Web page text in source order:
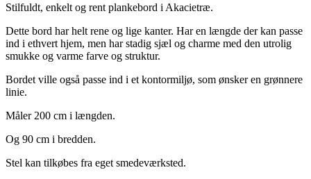
Stilfuldt, enkelt og rent plankebord i Akacietræ.
Dette bord har helt rene og lige kanter. Har en længde der kan passe
ind i ethvert hjem, men har stadig sjæl og charme med den utrolig
smukke og varme farve og struktur.
Bordet ville også passe ind i et kontormiljø, som ønsker en grønnere
linie.
Måler 200 cm i længden.
Og 90 cm i bredden.
Stel kan tilkøbes fra eget smedeværksted.